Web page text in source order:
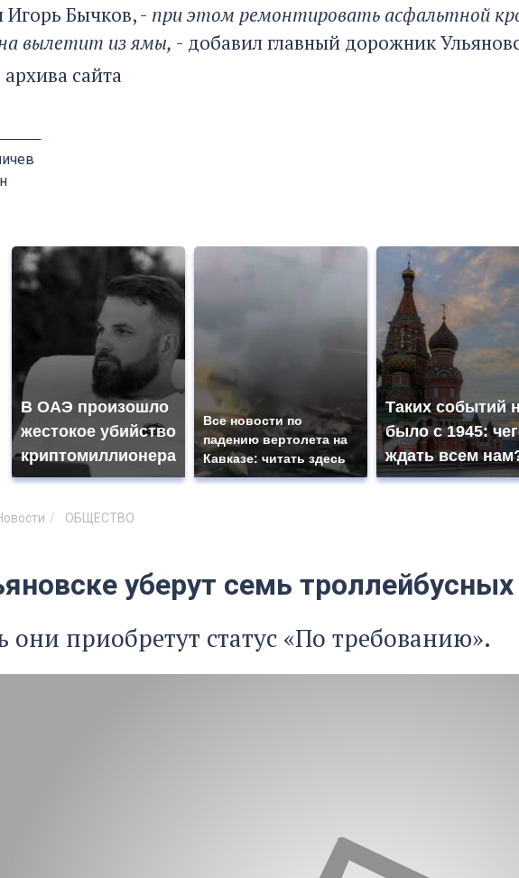
Игорь Бычков, - при этом ремонтировать асфальтной
вылетит из ямы, - добавил главный дорожник
сайта
В ОАЭ произошло
жестокое убийство
криптомиллионера
Все новости по
падению вертолета на
Кавказе: читать здесь
Таких событий
было с 1945:
ждать всем
ОБЩЕСТВО
уберут семь
они приобретут статус «По требованию».